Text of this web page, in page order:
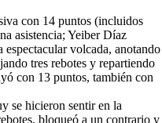
con 14 puntos (incluidos
asistencia; Yeiber Díaz
volcada, anotando
tres rebotes y repartiendo
con 13 puntos, también con
se hicieron sentir en la
bloqueó a un contrario y